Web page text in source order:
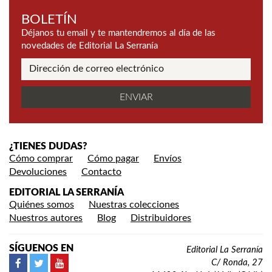
BOLETÍN
Déjanos tu email y te mantendremos al día de las
novedades de Editorial La Serranía
¿TIENES DUDAS?
Cómo comprar
Cómo pagar
Envíos
Devoluciones
Contacto
EDITORIAL LA SERRANÍA
Quiénes somos
Nuestras colecciones
Nuestros autores
Blog Distribuidores
SÍGUENOS EN
Editorial La Serranía
C/ Ronda, 27